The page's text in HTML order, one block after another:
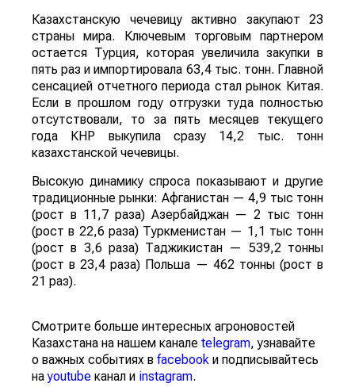
Казахстанскую чечевицу активно закупают 23
страны мира. Ключевым торговым партнером
остается Турция, которая увеличила закупки в
пять раз и импортировала 63,4 тыс. тонн. Главной
сенсацией отчетного периода стал рынок Китая.
Если в прошлом году отгрузки туда полностью
отсутствовали, то за пять месяцев текущего
года КНР выкупила сразу 14,2 тыс. тонн
казахстанской чечевицы.
Высокую динамику спроса показывают и другие
традиционные рынки: Афганистан — 4,9 тыс тонн
(рост в 11,7 раза) Азербайджан — 2 тыс тонн
(рост в 22,6 раза) Туркменистан — 1,1 тыс тонн
(рост в 3,6 раза) Таджикистан — 539,2 тонны
(рост в 23,4 раза) Польша — 462 тонны (рост в
21 раз).
Смотрите больше интересных агроновостей
Казахстана на нашем канале telegram, узнавайте
о важных событиях в facebook и подписывайтесь
наyoutube канал и instagram.